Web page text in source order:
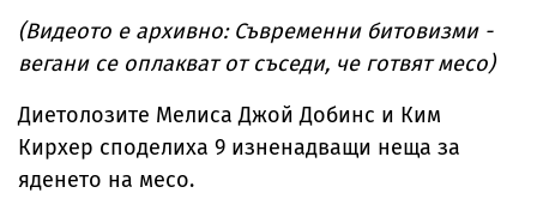
(Видеото е архивно: Съвременни битовизми -
вегани се оплакват от съседи, че готвят месо)
Диетолозите Мелиса Джой Добинс и Ким
Кирхер споделиха 9 изненадващи неща за
яденето на месо.